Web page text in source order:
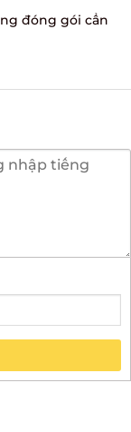
đóng gói cẩn